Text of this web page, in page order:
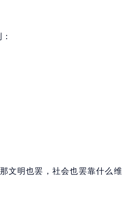
文明也罢，社会也罢靠什么维